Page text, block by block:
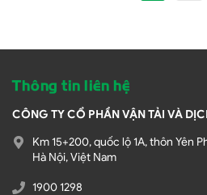
Thông tin liên hệ
CÔNG TY CỔ PHẦN VẬN TẢI VÀ
Km 15+200, quốc lộ 1A, thôn Yên
Hà Nội, Việt Nam
1900 1298